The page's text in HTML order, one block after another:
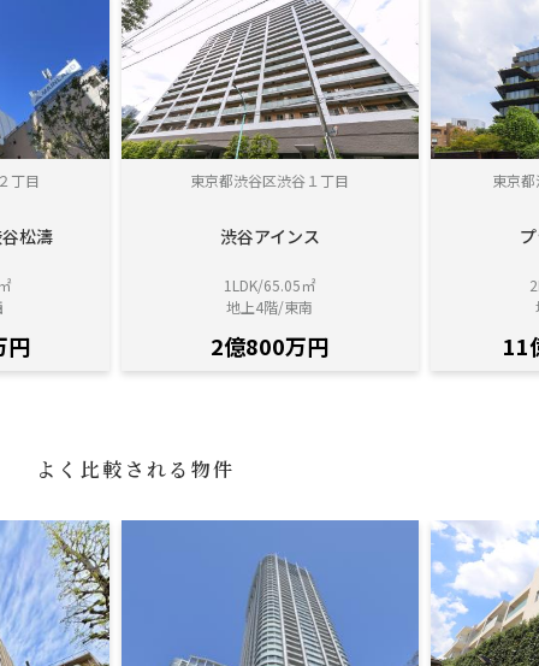
丁目
松濤
円
東京都渋谷区渋谷１丁目
渋谷アインス
1LDK/65.05㎡
地上4階/東南
2億800万円
東京
11
よく比較される物件